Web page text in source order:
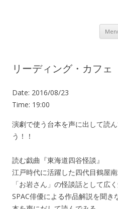
リーディング・カフェ
Date: 2016/08/23
Time: 19:00
演劇で使う台本を声に出して読
う！！
読む戯曲『東海道四谷怪談』
江戸時代に活躍した四代目鶴屋南
「お岩さん」の怪談話として広
SPAC俳優による作品解説を聞